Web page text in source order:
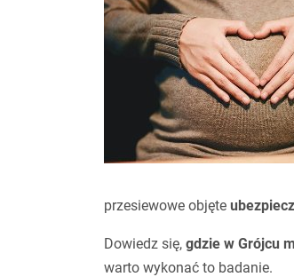
przesiewowe objęte
Dowiedz się, gdzie w Grójcu
warto wykonać to badanie.